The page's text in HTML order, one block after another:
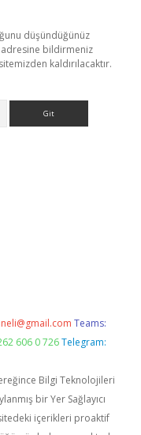
düşündüğünüz
adresine bildirmeniz
kaldırılacaktır.
Teams:
606 0 726 Telegram:
Bilgi Teknolojileri
bir Yer Sağlayıcı
içerikleri proaktif